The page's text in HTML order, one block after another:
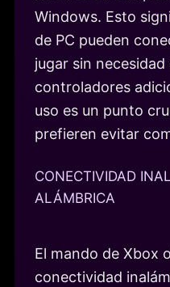
Windows. Esto
de PC pueden
jugar sin
controladores
uso es un punto
prefieren evitar
CONECTIVIDAD
ALÁMBRICA
El mando de Xbox
conectividad